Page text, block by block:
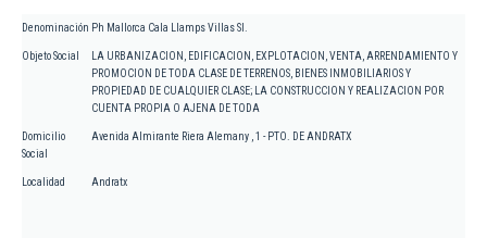
Denominación Ph Mallorca Cala Llamps Villas Sl.
Objeto Social
LA URBANIZACION, EDIFICACION, EXPLOTACION, VENTA, ARRENDAMIENTO Y
PROMOCION DE TODA CLASE DE TERRENOS, BIENES INMOBILIARIOS Y
PROPIEDAD DE CUALQUIER CLASE; LA CONSTRUCCION Y REALIZACION POR
CUENTA PROPIA O AJENA DE TODA
Domicilio
Social
Avenida Almirante Riera Alemany , 1 - PTO. DE ANDRATX
Localidad Andratx